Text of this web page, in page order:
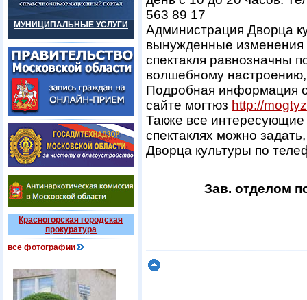
МУНИЦИПАЛЬНЫЕ УСЛУГИ
Красногорская городская
прокуратура
все фотографии
563 89 17
Администрация Дворца
вынужденные изменения
спектакля равнозначны
волшебному
Подробная информация
сайте могтюз http://
Также все
спектаклях можно
Дворца культуры по
Зав. отделом